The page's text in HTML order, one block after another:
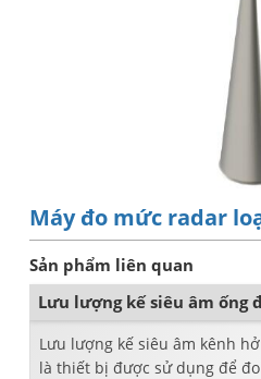
Máy đo mức radar
Sản phẩm liên quan
Lưu lượng kế siêu âm ống
Lưu lượng kế siêu âm kênh
là thiết bị được sử dụng để